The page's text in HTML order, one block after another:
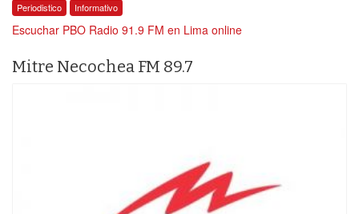
Periodistico Informativo
Escuchar PBO Radio 91.9 FM en Lima online
Mitre Necochea FM 89.7